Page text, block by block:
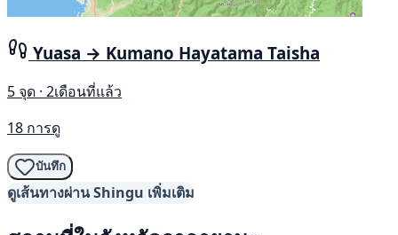
Yuasa → Kumano Hayatama Taisha
5 จุด · 2เดือนที่แล้ว
18 การดู
บันทึก
ดูเส้นทางผ่าน Shingu เพิ่มเติม